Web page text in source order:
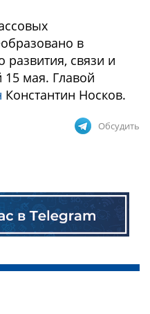
в
развития, связи и
мая. Главой
Константин Носков.
Обсудить